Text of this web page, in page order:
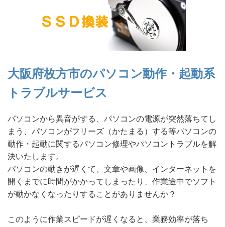
大阪府枚方市のパソコン動作・起動系
トラブルサービス
パソコンから異音がする、パソコンの電源が突然落ちてし
まう、パソコンがフリーズ（かたまる）する等パソコンの
動作・起動に関するパソコン修理やパソコントラブルを解
決いたします。
パソコンの動きが遅くて、文章や画像、インターネットを
開くまでに時間がかかってしまったり、作業途中でソフト
が動かなくなったりすることがありませんか？
このように作業スピードが遅くなると、業務効率が落ち